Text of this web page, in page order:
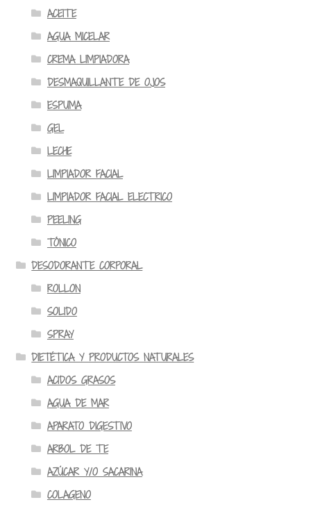
ACEITE
AGUA MICELAR
CREMA LIMPIADORA
DESMAQUILLANTE DE OJOS
ESPUMA
GEL
LECHE
LIMPIADOR FACIAL
LIMPIADOR FACIAL ELECTRICO
PEELING
TÓNICO
DESODORANTE CORPORAL
ROLLON
SOLIDO
SPRAY
DIETÉTICA Y PRODUCTOS NATURALES
ACIDOS GRASOS
AGUA DE MAR
APARATO DIGESTIVO
ARBOL DE TE
AZÚCAR Y/O SACARINA
COLAGENO